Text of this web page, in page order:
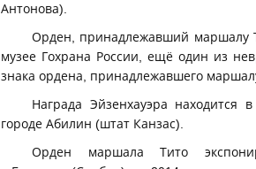
Антонова).
Орден, принадлежавший маршалу
музее Гохрана России, ещё один из
знака ордена, принадлежавшего
Награда Эйзенхауэра
городе Абилин (штат Канзас).
Орден маршала Тито